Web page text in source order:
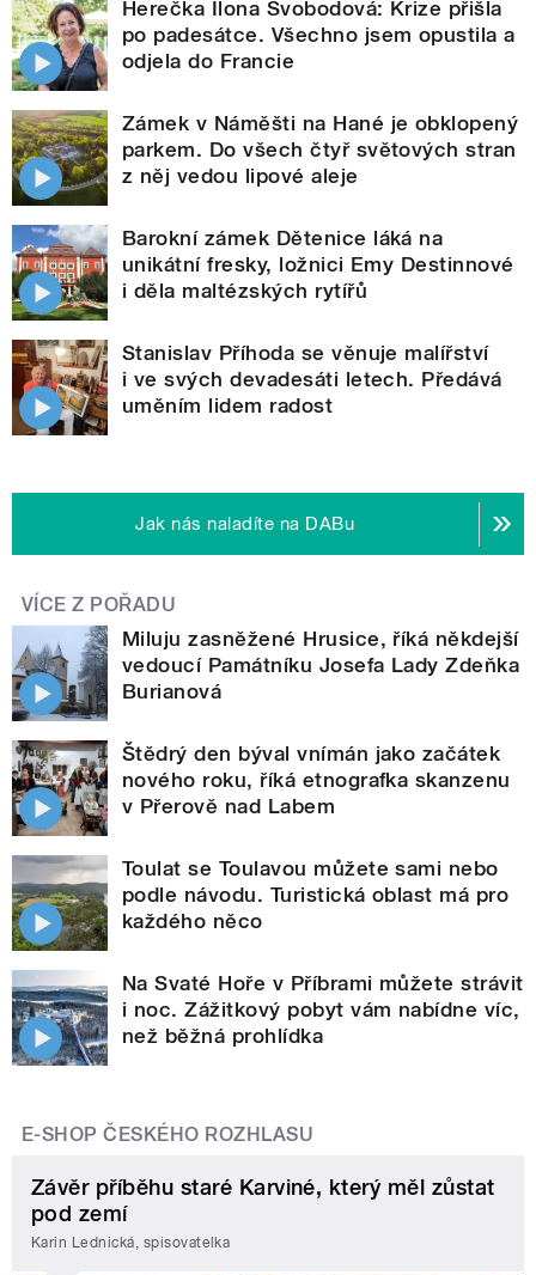
Herečka Ilona Svobodová: Krize přišla
po padesátce. Všechno jsem opustila a
odjela do Francie
Zámek v Náměšti na Hané je obklopený
parkem. Do všech čtyř světových stran
z něj vedou lipové aleje
Barokní zámek Dětenice láká na
unikátní fresky, ložnici Emy Destinnové
i děla maltézských rytířů
Stanislav Příhoda se věnuje malířství
i ve svých devadesáti letech. Předává
uměním lidem radost
Jak nás naladíte na DABu
VÍCE Z POŘADU
Miluju zasněžené Hrusice, říká někdejší
vedoucí Památníku Josefa Lady Zdeňka
Burianová
Štědrý den býval vnímán jako začátek
nového roku, říká etnografka skanzenu
v Přerově nad Labem
Toulat se Toulavou můžete sami nebo
podle návodu. Turistická oblast má pro
každého něco
Na Svaté Hoře v Příbrami můžete strávit
i noc. Zážitkový pobyt vám nabídne víc,
než běžná prohlídka
E-SHOP ČESKÉHO ROZHLASU
Závěr příběhu staré Karviné, který měl zůstat
pod zemí
Karin Lednická, spisovatelka